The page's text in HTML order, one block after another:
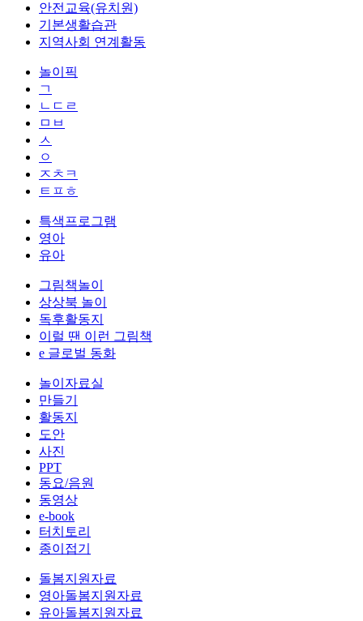
안전교육(유치원)
기본생활습관
지역사회 연계활동
놀이픽
ㄱ
ㄴㄷㄹ
ㅁㅂ
ㅅ
ㅇ
ㅈㅊㅋ
ㅌㅍㅎ
특색프로그램
영아
유아
그림책놀이
상상북 놀이
독후활동지
이럴 땐 이런 그림책
e 글로벌 동화
놀이자료실
만들기
활동지
도안
사진
PPT
동요/음원
동영상
e-book
터치토리
종이접기
돌봄지원자료
영아돌봄지원자료
유아돌봄지원자료